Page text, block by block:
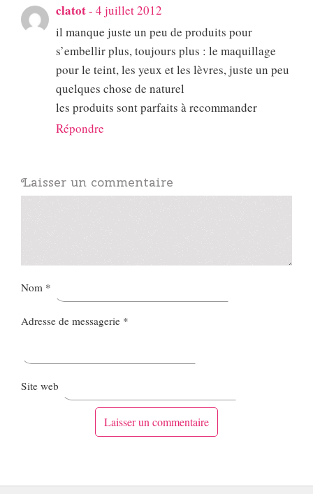
clatot- 4 juillet 2012
il manque juste un peu de produits pour
s’embellir plus, toujours plus : le maquillage
pour le teint, les yeux et les lèvres, juste un peu
quelques chose de naturel
les produits sont parfaits à recommander
Répondre
Laisser un commentaire
Nom *
Adresse de messagerie *
Site web